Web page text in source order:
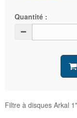
Quantité :
Filtre à disques Arkal